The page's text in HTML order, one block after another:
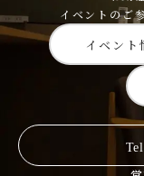
イベントのご
イベント
Tel.